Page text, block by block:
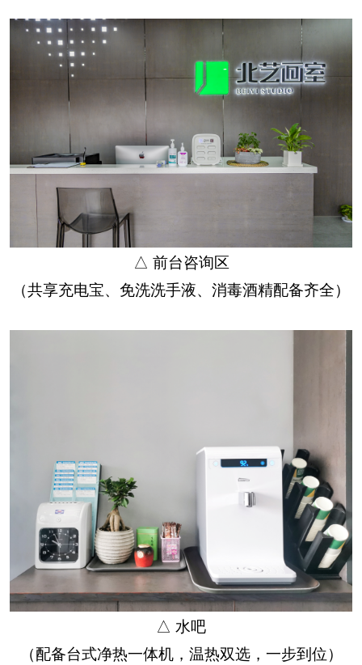
△ 前台咨询区
（共享充电宝、免洗洗手液、消毒酒精配备齐全）
△ 水吧
（配备台式净热一体机，温热双选，一步到位）